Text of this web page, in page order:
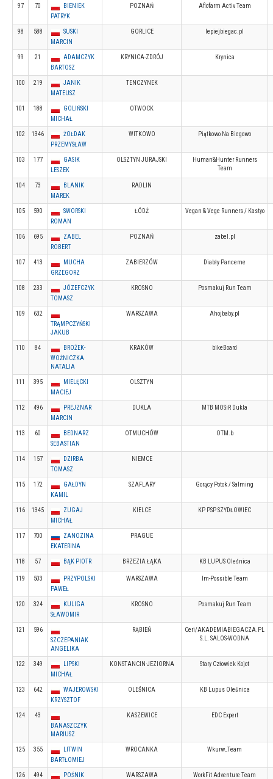
97 70
BIENIEK
PATRYK
POZNAŃ Aflofarm Activ Team
98 588
SUSKI
MARCIN
GORLICE lepiejbiegac.pl
99 21
ADAMCZYK
BARTOSZ
KRYNICA-ZDRÓJ Krynica
100 219
JANIK
MATEUSZ
TENCZYNEK
101 188
GOLIŃSKI
MICHAŁ
OTWOCK
102 1346
ŻOŁDAK
PRZEMYSŁAW
WITKOWO Piątkowo Na Biegowo
103 177
GASIK
LESZEK
OLSZTYN JURAJSKI
Human&Hunter Runners
Team
104 73
BLANIK
MAREK
RADLIN
105 590
SWORSKI
ROMAN
ŁÓDŹ Vegan & Vege Runners / Kastyo
106 695
ZABEL
ROBERT
POZNAŃ zabel.pl
107 413
MUCHA
GRZEGORZ
ZABIERZÓW Diabły Pancerne
108 233
JÓZEFCZYK
TOMASZ
KROSNO Posmakuj Run Team
109
632
TRĄMPCZYŃSKI
JAKUB
WARSZAWA Ahojbaby.pl
110 84
BROŻEK-
WOŹNICZKA
NATALIA
KRAKÓW bikeBoard
111 395
MIELĘCKI
MACIEJ
OLSZTYN
112 496
PREJZNAR
MARCIN
DUKLA MTB MOSiR Dukla
113 60
BEDNARZ
SEBASTIAN
OTMUCHÓW OTM.b
114 157
DZIRBA
TOMASZ
NIEMCE
115 172
GAŁDYN
KAMIL
SZAFLARY Gorący Potok / Salming
116 1345
ZUGAJ
MICHAŁ
KIELCE KP PSP SZYDŁOWIEC
117 700
ZANOZINA
EKATERINA
PRAGUE
118 57 BĄK PIOTR BRZEZIA ŁĄKA KB LUPUS Oleśnica
119 503
PRZYPOLSKI
PAWEŁ
WARSZAWA Im-Possible Team
120 324
KULIGA
SŁAWOMIR
KROSNO Posmakuj Run Team
121
596
SZCZEPANIAK
ANGELIKA
RĄBIEŃ
Ceri/AKADEMIABIEGACZA.PL
S.L. SALOS-WODNA
122 349
LIPSKI
MICHAŁ
KONSTANCIN-JEZIORNA Stary Człowiek Kojot
123 642
WAJEROWSKI
KRZYSZTOF
OLEŚNICA KB Lupus Oleśnica
124
43
BANASZCZYK
MARIUSZ
KASZEWICE EDC Expert
125 355
LITWIN
BARTŁOMIEJ
WROCANKA Wkurw_Team
126 494
POŚNIK
WARSZAWA WorkFit Adventure Team